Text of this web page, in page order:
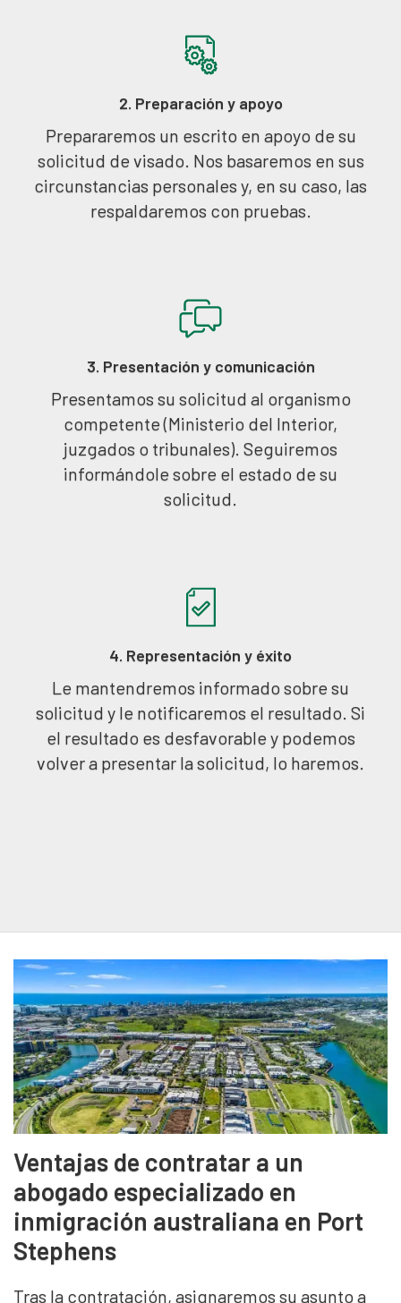
2. Preparación y apoyo
Prepararemos un escrito en apoyo de su
solicitud de visado. Nos basaremos en sus
circunstancias personales y, en su caso, las
respaldaremos con pruebas.
3. Presentación y comunicación
Presentamos su solicitud al organismo
competente (Ministerio del Interior,
juzgados o tribunales). Seguiremos
informándole sobre el estado de su
solicitud.
4. Representación y éxito
Le mantendremos informado sobre su
solicitud y le notificaremos el resultado. Si
el resultado es desfavorable y podemos
volver a presentar la solicitud, lo haremos.
Ventajas de contratar a un
abogado especializado en
inmigración australiana en Port
Stephens
Tras la contratación, asignaremos su asunto a